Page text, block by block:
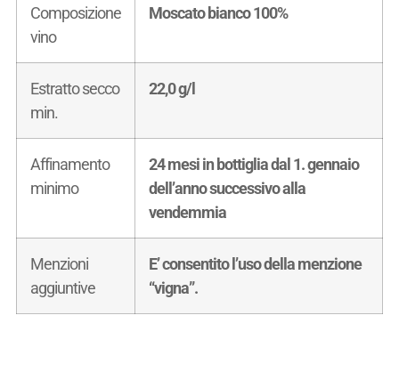
Composizione
vino
Moscato bianco 100%
Estratto secco
min.
22,0 g/l
Affinamento
minimo
24 mesi in bottiglia dal 1. gennaio
dell’anno successivo alla
vendemmia
Menzioni
aggiuntive
E’ consentito l’uso della menzione
“vigna”.